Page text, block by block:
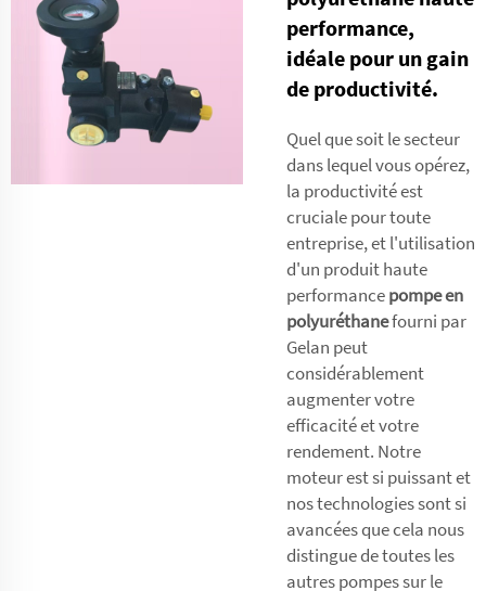
performance,
idéale pour un gain
de productivité.
Quel que soit le secteur
dans lequel vous opérez,
la productivité est
cruciale pour toute
entreprise, et l'utilisation
d'un produit haute
performancepompe en
polyuréthanefourni par
Gelan peut
considérablement
augmenter votre
efficacité et votre
rendement. Notre
moteur est si puissant et
nos technologies sont si
avancées que cela nous
distingue de toutes les
autres pompes sur le